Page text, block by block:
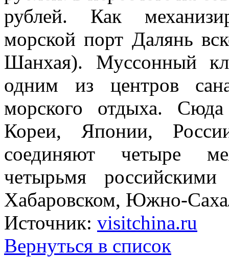
рублей. Как
морской порт Далянь
Шанхая). Муссонный
одним из центров
морского отдыха.
Кореи, Японии,
соединяют четыре
четырьмя
Хабаровском, Южно-
Источник: visitchina.ru
Вернуться в список